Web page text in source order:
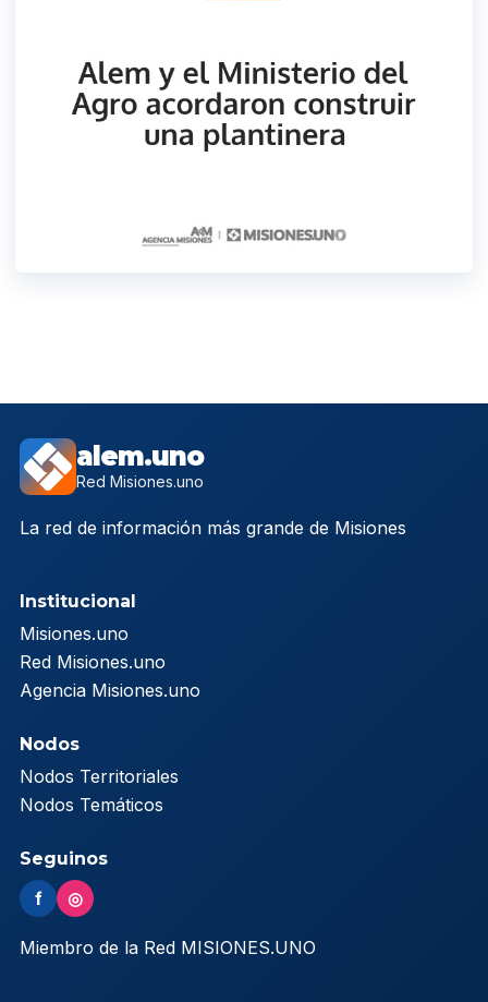
alem.uno
Red Misiones.uno
La red de información más grande de Misiones
Institucional
Misiones.uno
Red Misiones.uno
Agencia Misiones.uno
Nodos
Nodos Territoriales
Nodos Temáticos
Seguinos
f ◎
Miembro de la Red MISIONES.UNO